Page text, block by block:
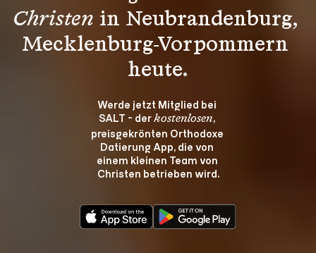
Christen in Neubrandenburg,
Mecklenburg-Vorpommern
heute.
Werde jetzt Mitglied bei
SALT - der kostenlosen,
preisgekrönten Orthodoxe
Datierung App, die von
einem kleinen Team von
Christen betrieben wird.